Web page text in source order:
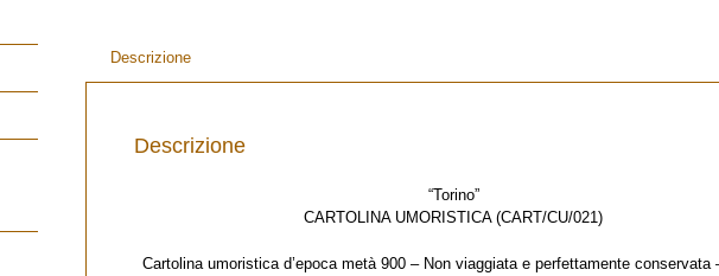
Descrizione
Descrizione
“Torino”
CARTOLINA UMORISTICA (CART/CU/021)
Cartolina umoristica d’epoca metà 900 – Non viaggiata e perfettamente conservata